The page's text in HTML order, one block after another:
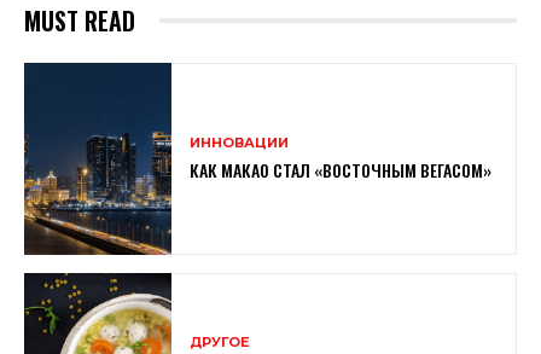
MUST READ
ИННОВАЦИИ
КАК МАКАО СТАЛ «ВОСТОЧНЫМ ВЕГАСОМ»
ДРУГОЕ